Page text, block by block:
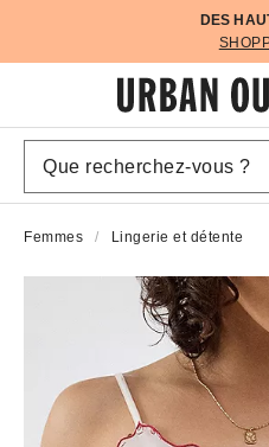
DES
Femmes Lingerie et détente